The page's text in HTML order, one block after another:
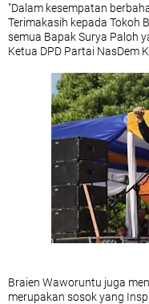
"Dalam kesempatan
Terimakasih kepada Tokoh
semua Bapak Surya Paloh
Ketua DPD Partai NasDem
Braien Waworuntu juga
merupakan sosok yang